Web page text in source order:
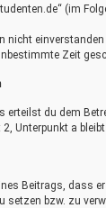
(im
nicht
Zeit
erteilst du dem
Unterpunkt a
Beitrags, dass
setzen bzw. zu